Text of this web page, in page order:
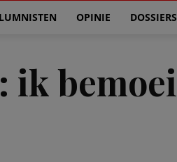
OPINIE DOSSIERS
ik bemoei